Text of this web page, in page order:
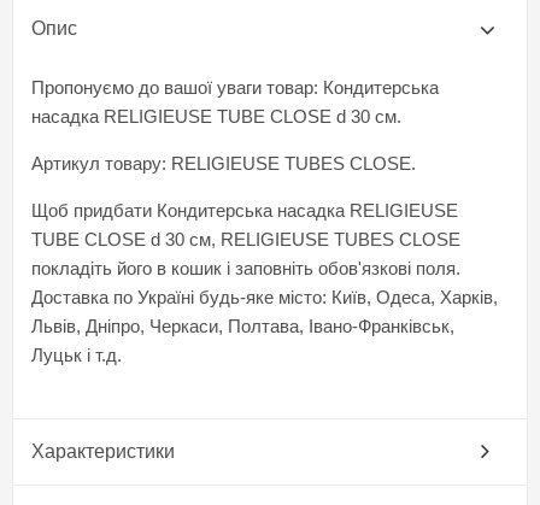
Опис
Пропонуємо до вашої уваги товар: Кондитерська
насадка RELIGIEUSE TUBE CLOSE d 30 cм.
Артикул товару: RELIGIEUSE TUBES CLOSE.
Щоб придбати Кондитерська насадка RELIGIEUSE
TUBE CLOSE d 30 см, RELIGIEUSE TUBES CLOSE
покладіть його в кошик і заповніть обов'язкові поля.
Доставка по Україні будь-яке місто: Київ, Одеса, Харків,
Львів, Дніпро, Черкаси, Полтава, Івано-Франківськ,
Луцьк і т.д.
Характеристики